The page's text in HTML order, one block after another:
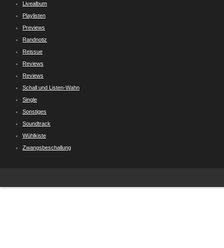
Livealbum
Playlisten
Previews
Randnotiz
Reissue
Reviews
Reviews
Schall und Listen-Wahn
Single
Sonstiges
Soundtrack
Wühlkiste
Zwangsbeschallung